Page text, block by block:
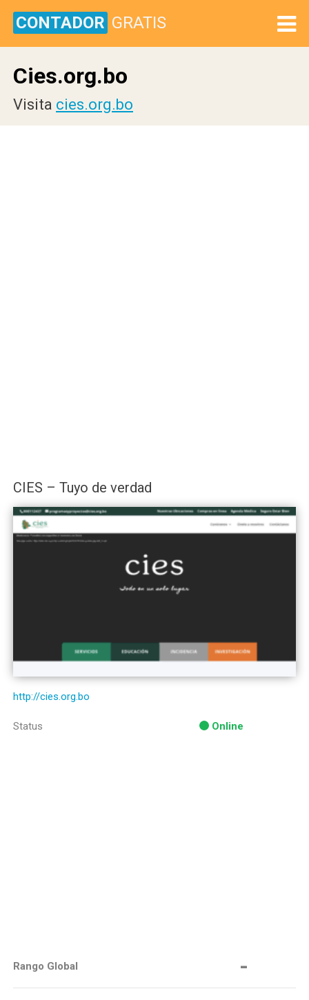
CONTADOR GRATIS
Cies.org.bo
Visita cies.org.bo
CIES – Tuyo de verdad
http://cies.org.bo
Status Online
Rango Global -